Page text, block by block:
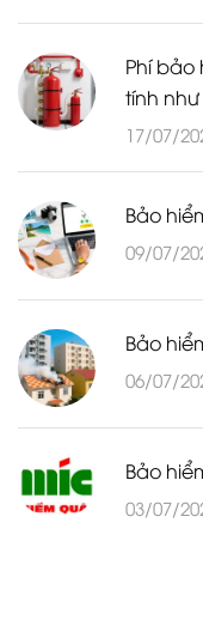
Phí
tính
17/07/
Bảo
09/07/
Bảo
06/07/
Bảo
03/07/